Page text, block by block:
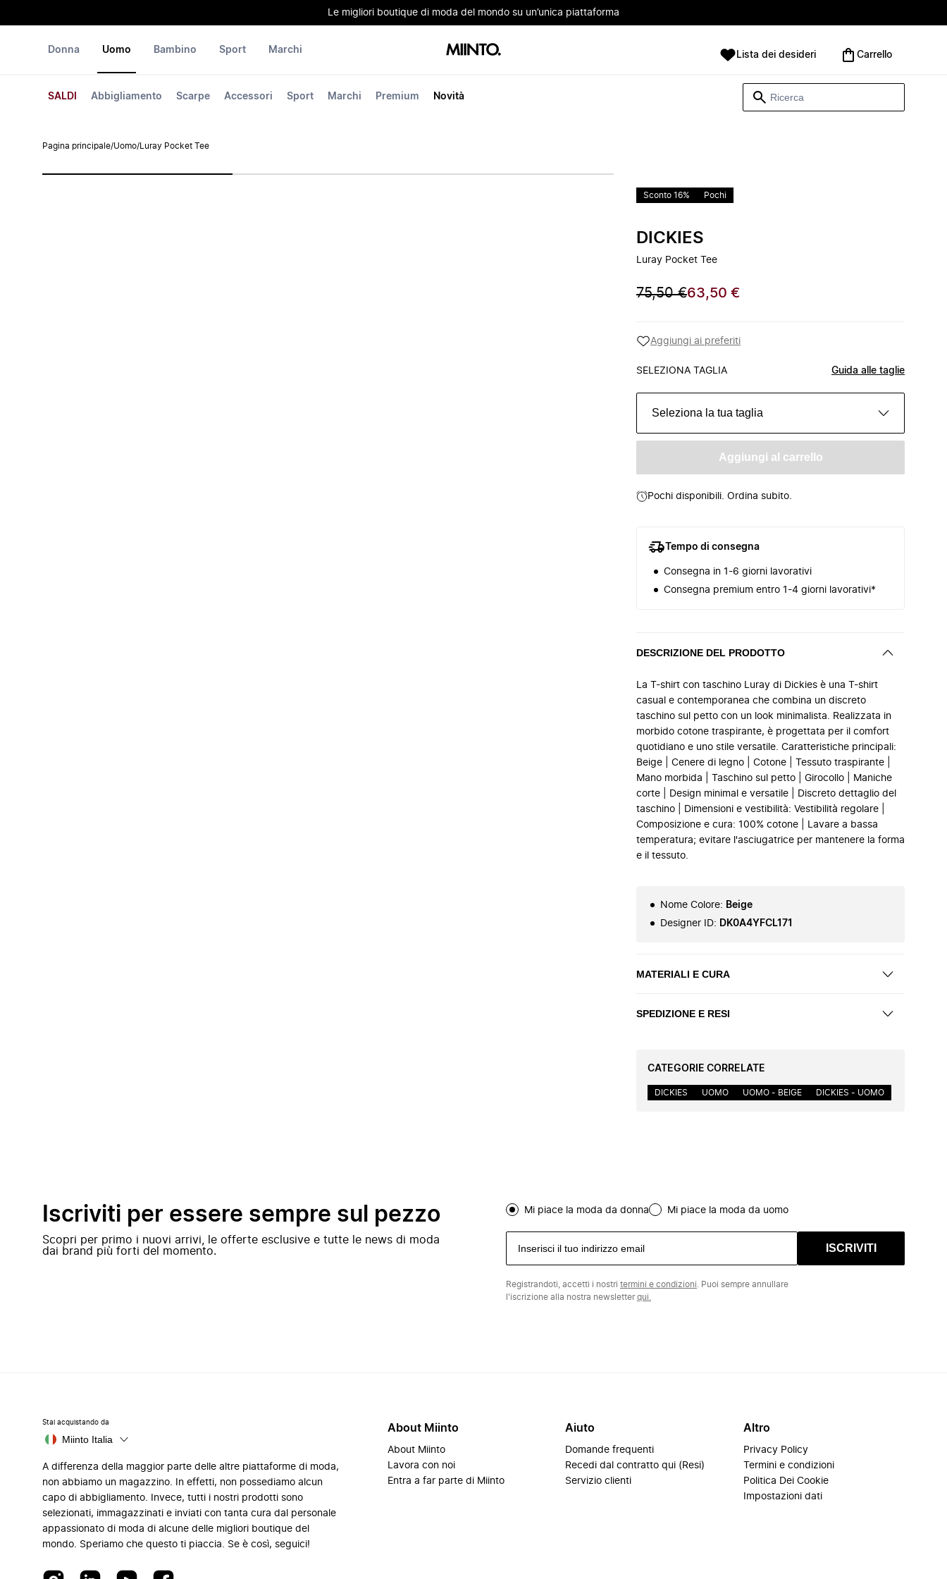
Le migliori boutique di moda del mondo su un’unica piattaforma
Donna Uomo
SALDI Abbigliamento Scarpe Accessori Sport Marchi Premium Novità
Bambino Sport Marchi Lista dei desideri Carrello
Pagina principale/Uomo/ Luray Pocket Tee
Sconto 16% Pochi
DICKIES
Luray Pocket Tee
75,50 €63,50 €
Aggiungi ai preferiti
SELEZIONA TAGLIA Guida alle taglie
Seleziona la tua taglia
Aggiungi al carrello
Pochi disponibili. Ordina subito.
Tempo di consegna
Consegna in 1-6 giorni lavorativi
Consegna premium entro 1-4 giorni lavorativi*
DESCRIZIONE DEL PRODOTTO
La T-shirt con taschino Luray di Dickies è una T-shirt
casual e contemporanea che combina un discreto
taschino sul petto con un look minimalista. Realizzata in
morbido cotone traspirante, è progettata per il comfort
quotidiano e uno stile versatile. Caratteristiche principali:
Beige | Cenere di legno | Cotone | Tessuto traspirante |
Mano morbida | Taschino sul petto | Girocollo | Maniche
corte | Design minimal e versatile | Discreto dettaglio del
taschino | Dimensioni e vestibilità: Vestibilità regolare |
Composizione e cura: 100% cotone | Lavare a bassa
temperatura; evitare l'asciugatrice per mantenere la forma
e il tessuto.
Nome Colore: Beige
Designer ID: DK0A4YFCL171
MATERIALI E CURA
SPEDIZIONE E RESI
CATEGORIE CORRELATE
DICKIES UOMO UOMO - BEIGE DICKIES - UOMO
Iscriviti per essere sempre sul pezzo
Scopri per primo i nuovi arrivi, le offerte esclusive e tutte le news di moda
dai brand più forti del momento.
Mi piace la moda da donna Mi piace la moda da uomo
ISCRIVITI
Registrandoti, accetti i nostri termini e condizioni . Puoi sempre annullare
l'iscrizione alla nostra newsletterqui.
Stai acquistando da
Miinto Italia
A differenza della maggior parte delle altre piattaforme di moda,
non abbiamo un magazzino. In effetti, non possediamo alcun
capo di abbigliamento. Invece, tutti i nostri prodotti sono
selezionati, immagazzinati e inviati con tanta cura dal personale
appassionato di moda di alcune delle migliori boutique del
mondo. Speriamo che questo ti piaccia. Se è così, seguici!
About Miinto
About Miinto
Lavora con noi
Entra a far parte di Miinto
Aiuto
Domande frequenti
Recedi dal contratto qui (Resi)
Servizio clienti
Altro
Privacy Policy
Termini e condizioni
Politica Dei Cookie
Impostazioni dati